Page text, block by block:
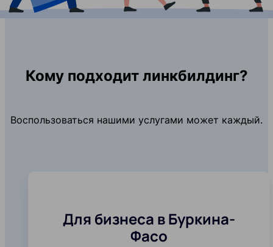
Кому подходит линкбилдинг?
Воспользоваться нашими услугами может каждый.
Для бизнеса в Буркина-
Фасо